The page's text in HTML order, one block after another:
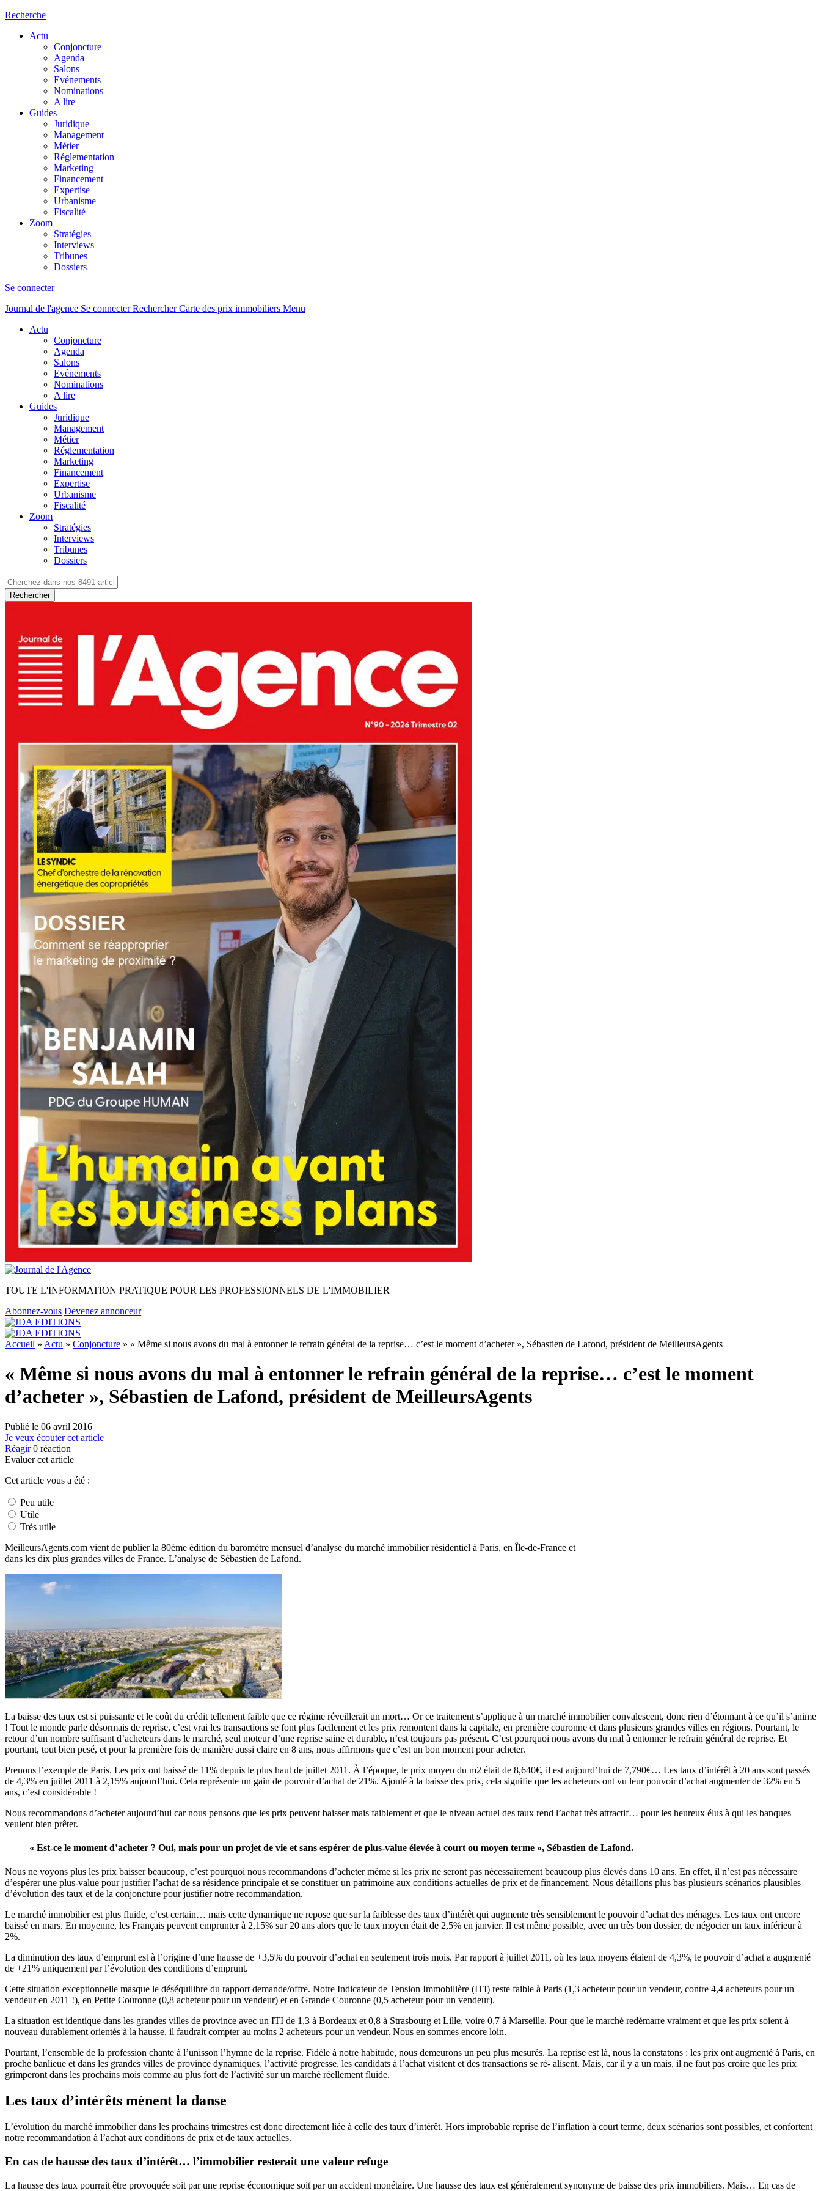
Recherche
Actu
Conjoncture
Agenda
Salons
Evénements
Nominations
A lire
Guides
Juridique
Management
Métier
Réglementation
Marketing
Financement
Expertise
Urbanisme
Fiscalité
Zoom
Stratégies
Interviews
Tribunes
Dossiers
Se connecter
Journal de l'agence Se connecterRechercher Carte des prix immobiliers Menu
Actu
Conjoncture
Agenda
Salons
Evénements
Nominations
A lire
Guides
Juridique
Management
Métier
Réglementation
Marketing
Financement
Expertise
Urbanisme
Fiscalité
Zoom
Stratégies
Interviews
Tribunes
Dossiers
Rechercher
TOUTE L'INFORMATION PRATIQUE POUR LES PROFESSIONNELS DE L'IMMOBILIER
Abonnez-vous Devenez annonceur
Accueil » Actu » Conjoncture » « Même si nous avons du mal à entonner le refrain général de la reprise… c’est le moment d’acheter », Sébastien de Lafond, président de MeilleursAgents
« Même si nous avons du mal à entonner le refrain général de la reprise… c’est le moment
d’acheter », Sébastien de Lafond, président de MeilleursAgents
Publié le 06 avril 2016
Je veux écouter cet article
Réagir 0 réaction
Evaluer cet article
Cet article vous a été :
Peu utile
Utile
Très utile
MeilleursAgents.com vient de publier la 80ème édition du baromètre mensuel d’analyse du marché immobilier résidentiel à Paris, en Île-de-France et
dans les dix plus grandes villes de France. L’analyse de Sébastien de Lafond.
La baisse des taux est si puissante et le coût du crédit tellement faible que ce régime réveillerait un mort… Or ce traitement s’applique à un marché immobilier convalescent, donc rien d’étonnant à ce qu’il s’anime
! Tout le monde parle désormais de reprise, c’est vrai les transactions se font plus facilement et les prix remontent dans la capitale, en première couronne et dans plusieurs grandes villes en régions. Pourtant, le
retour d’un nombre suffisant d’acheteurs dans le marché, seul moteur d’une reprise saine et durable, n’est toujours pas présent. C’est pourquoi nous avons du mal à entonner le refrain général de reprise. Et
pourtant, tout bien pesé, et pour la première fois de manière aussi claire en 8 ans, nous affirmons que c’est un bon moment pour acheter.
Prenons l’exemple de Paris. Les prix ont baissé de 11% depuis le plus haut de juillet 2011. À l’époque, le prix moyen du m2 était de 8,640€, il est aujourd’hui de 7,790€… Les taux d’intérêt à 20 ans sont passés
de 4,3% en juillet 2011 à 2,15% aujourd’hui. Cela représente un gain de pouvoir d’achat de 21%. Ajouté à la baisse des prix, cela signifie que les acheteurs ont vu leur pouvoir d’achat augmenter de 32% en 5
ans, c’est considérable !
Nous recommandons d’acheter aujourd’hui car nous pensons que les prix peuvent baisser mais faiblement et que le niveau actuel des taux rend l’achat très attractif… pour les heureux élus à qui les banques
veulent bien prêter.
« Est-ce le moment d’acheter ? Oui, mais pour un projet de vie et sans espérer de plus-value élevée à court ou moyen terme », Sébastien de Lafond.
Nous ne voyons plus les prix baisser beaucoup, c’est pourquoi nous recommandons d’acheter même si les prix ne seront pas nécessairement beaucoup plus élevés dans 10 ans. En effet, il n’est pas nécessaire
d’espérer une plus-value pour justifier l’achat de sa résidence principale et se constituer un patrimoine aux conditions actuelles de prix et de financement. Nous détaillons plus bas plusieurs scénarios plausibles
d’évolution des taux et de la conjoncture pour justifier notre recommandation.
Le marché immobilier est plus fluide, c’est certain… mais cette dynamique ne repose que sur la faiblesse des taux d’intérêt qui augmente très sensiblement le pouvoir d’achat des ménages. Les taux ont encore
baissé en mars. En moyenne, les Français peuvent emprunter à 2,15% sur 20 ans alors que le taux moyen était de 2,5% en janvier. Il est même possible, avec un très bon dossier, de négocier un taux inférieur à
2%.
La diminution des taux d’emprunt est à l’origine d’une hausse de +3,5% du pouvoir d’achat en seulement trois mois. Par rapport à juillet 2011, où les taux moyens étaient de 4,3%, le pouvoir d’achat a augmenté
de +21% uniquement par l’évolution des conditions d’emprunt.
Cette situation exceptionnelle masque le déséquilibre du rapport demande/offre. Notre Indicateur de Tension Immobilière (ITI) reste faible à Paris (1,3 acheteur pour un vendeur, contre 4,4 acheteurs pour un
vendeur en 2011 !), en Petite Couronne (0,8 acheteur pour un vendeur) et en Grande Couronne (0,5 acheteur pour un vendeur).
La situation est identique dans les grandes villes de province avec un ITI de 1,3 à Bordeaux et 0,8 à Strasbourg et Lille, voire 0,7 à Marseille. Pour que le marché redémarre vraiment et que les prix soient à
nouveau durablement orientés à la hausse, il faudrait compter au moins 2 acheteurs pour un vendeur. Nous en sommes encore loin.
Pourtant, l’ensemble de la profession chante à l’unisson l’hymne de la reprise. Fidèle à notre habitude, nous demeurons un peu plus mesurés. La reprise est là, nous la constatons : les prix ont augmenté à Paris, en
proche banlieue et dans les grandes villes de province dynamiques, l’activité progresse, les candidats à l’achat visitent et des transactions se ré- alisent. Mais, car il y a un mais, il ne faut pas croire que les prix
grimperont dans les prochains mois comme au plus fort de l’activité sur un marché réellement fluide.
Les taux d’intérêts mènent la danse
L’évolution du marché immobilier dans les prochains trimestres est donc directement liée à celle des taux d’intérêt. Hors improbable reprise de l’inflation à court terme, deux scénarios sont possibles, et confortent
notre recommandation à l’achat aux conditions de prix et de taux actuelles.
En cas de hausse des taux d’intérêt… l’immobilier resterait une valeur refuge
La hausse des taux pourrait être provoquée soit par une reprise économique soit par un accident monétaire. Une hausse des taux est généralement synonyme de baisse des prix immobiliers. Mais… En cas de